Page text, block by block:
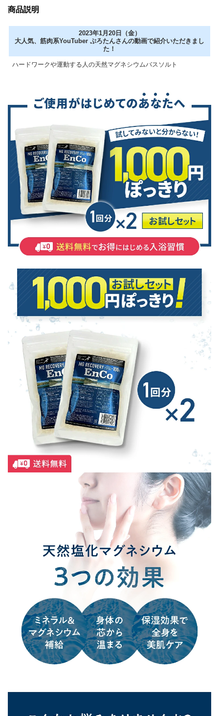
商品説明
2023年1月20日（金）
大人気、筋肉系YouTuber ぷろたんさんの動画で紹介いただきまし
た！
ハードワークや運動する人の天然マグネシウムバスソルト